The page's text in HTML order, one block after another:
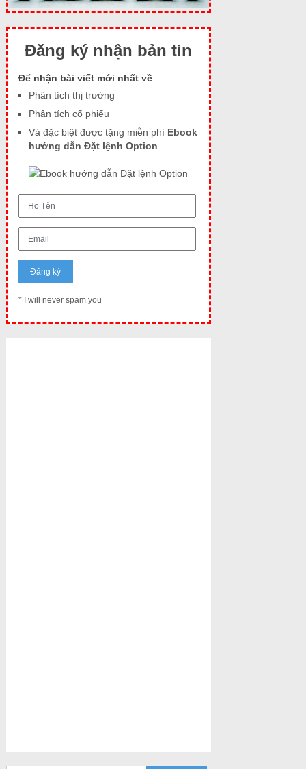
Đăng ký nhận bản tin
Để nhận bài viết mới nhất về
Phân tích thị trường
Phân tích cổ phiếu
Và đặc biệt được tặng miễn phí Ebook
hướng dẫn Đặt lệnh Option
* I will never spam you